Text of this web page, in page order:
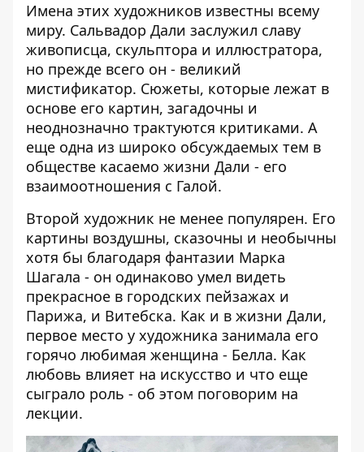
Имена этих художников известны всему
миру. Сальвадор Дали заслужил славу
живописца, скульптора и иллюстратора,
но прежде всего он - великий
мистификатор. Сюжеты, которые лежат в
основе его картин, загадочны и
неоднозначно трактуются критиками. А
еще одна из широко обсуждаемых тем в
обществе касаемо жизни Дали - его
взаимоотношения с Галой.
Второй художник не менее популярен. Его
картины воздушны, сказочны и необычны
хотя бы благодаря фантазии Марка
Шагала - он одинаково умел видеть
прекрасное в городских пейзажах и
Парижа, и Витебска. Как и в жизни Дали,
первое место у художника занимала его
горячо любимая женщина - Белла. Как
любовь влияет на искусство и что еще
сыграло роль - об этом поговорим на
лекции.